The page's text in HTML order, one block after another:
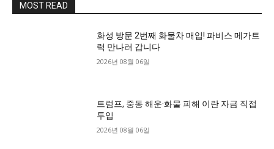
MOST READ
화성 방문 2번째 화물차 매입! 파비스 메가트
럭 만나러 갑니다
2026년 08월 06일
트럼프, 중동 해운·화물 피해 이란 자금 직접
투입
2026년 08월 06일